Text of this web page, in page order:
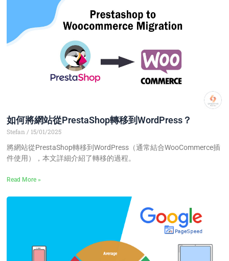
如何將網站從PrestaShop轉移到WordPress？
Stefan
15/01/2025
將網站從PrestaShop轉移到WordPress（通常結合WooCommerce插
件使用），本文詳細介紹了轉移的過程。
Read More »